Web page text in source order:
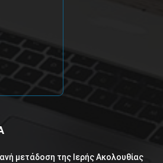
μετάδοση της Ιερής Ακολουθίας